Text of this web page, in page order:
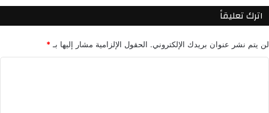
اترك تعليقاً
لن يتم نشر عنوان بريدك الإلكتروني. الحقول الإلزامية مشار إليها بـ*